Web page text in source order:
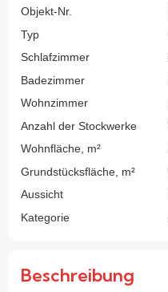
Objekt-Nr.
Typ
Schlafzimmer
Badezimmer
Wohnzimmer
Anzahl der Stockwerke
Wohnfläche, m²
Grundstücksfläche, m²
Aussicht
Kategorie
Beschreibung